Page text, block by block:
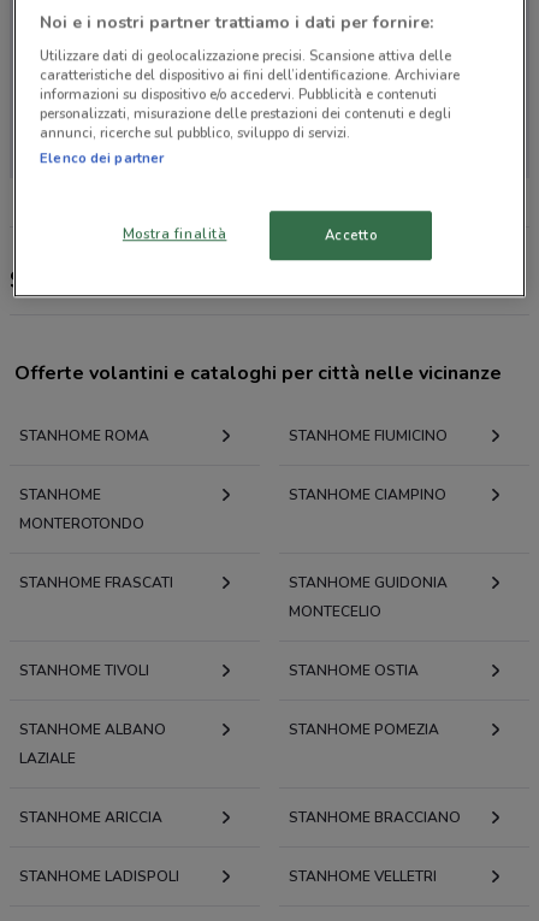
Non ci sono negozi nelle vicinanze
Stanhome, offerte e negozi
Offerte volantini e cataloghi per città nelle vicinanze
STANHOME ROMA STANHOME FIUMICINO
STANHOME
MONTEROTONDO
STANHOME CIAMPINO
STANHOME FRASCATI
STANHOME GUIDONIA
MONTECELIO
STANHOME TIVOLI STANHOME OSTIA
STANHOME ALBANO
LAZIALE
STANHOME POMEZIA
STANHOME ARICCIA STANHOME BRACCIANO
STANHOME LADISPOLI STANHOME VELLETRI
Noi e i nostri partner trattiamo i dati per fornire:
Utilizzare dati di geolocalizzazione precisi. Scansione attiva delle
caratteristiche del dispositivo ai fini dell’identificazione. Archiviare
informazioni su dispositivo e/o accedervi. Pubblicità e contenuti
personalizzati, misurazione delle prestazioni dei contenuti e degli
annunci, ricerche sul pubblico, sviluppo di servizi.
Elenco dei partner
Mostra finalità Accetto